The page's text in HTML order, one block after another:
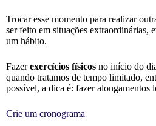
Trocar esse momento para realizar
ser feito em situações extraordinárias,
um hábito.
Fazerexercícios físicos no início do
quando tratamos de tempo limitado,
possível, a dica é: fazer alongamentos
Crie um cronograma